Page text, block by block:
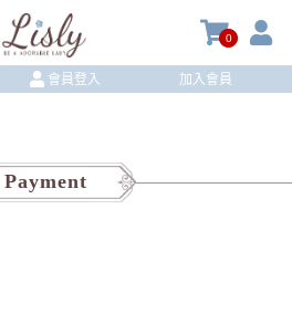
0
會員登入 加入會員
Payment